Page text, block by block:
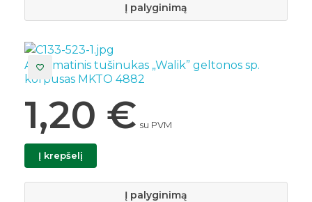
Į palyginimą
Automatinis tušinukas „Walik” geltonos sp.
korpusas MKTO 4882
1,20 € su PVM
Į krepšelį
Į palyginimą